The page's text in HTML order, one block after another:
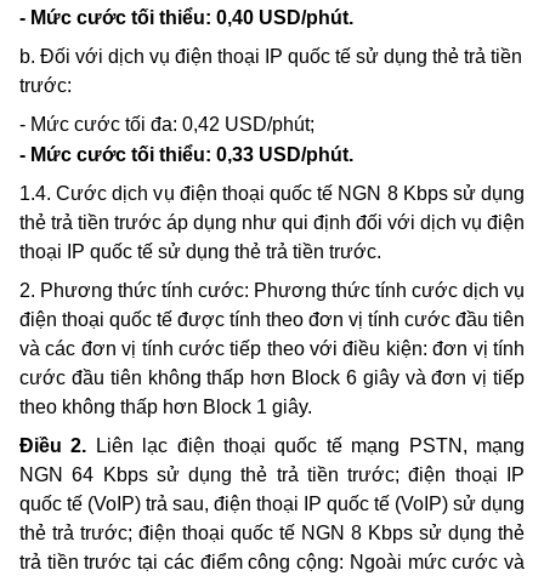
- Mức cước tối thiểu: 0,40 USD/phút.
b. Đối với dịch vụ điện thoại IP quốc tế sử dụng thẻ trả tiền
trước:
- Mức cước tối đa: 0,42 USD/phút;
- Mức cước tối thiểu: 0,33 USD/phút.
1.4. Cước dịch vụ điện thoại quốc tế NGN 8 Kbps sử dụng
thẻ trả tiền trước áp dụng như qui định đối với dịch vụ điện
thoại IP quốc tế sử dụng thẻ trả tiền trước.
2. Phương thức tính cước: Phương thức tính cước dịch vụ
điện thoại quốc tế được tính theo đơn vị tính cước đầu tiên
và các đơn vị tính cước tiếp theo với điều kiện: đơn vị tính
cước đầu tiên không thấp hơn Block 6 giây và đơn vị tiếp
theo không thấp hơn Block 1 giây.
Điều 2. Liên lạc điện thoại quốc tế mạng PSTN, mạng
NGN 64 Kbps sử dụng thẻ trả tiền trước; điện thoại IP
quốc tế (VoIP) trả sau, điện thoại IP quốc tế (VoIP) sử dụng
thẻ trả trước; điện thoại quốc tế NGN 8 Kbps sử dụng thẻ
trả tiền trước tại các điểm công cộng: Ngoài mức cước và